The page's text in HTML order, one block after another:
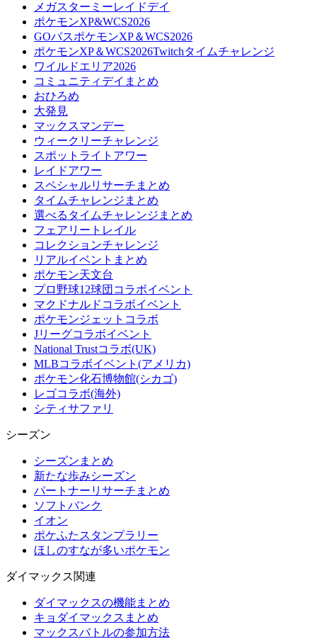
メガスターミーレイドデイ
ポケモンXP&WCS2026
GOパスポケモンXP＆WCS2026
ポケモンXP＆WCS2026Twitchタイムチャレンジ
ワイルドエリア2026
コミュニティデイまとめ
おひろめ
大発見
マックスマンデー
ウィークリーチャレンジ
スポットライトアワー
レイドアワー
スペシャルリサーチまとめ
タイムチャレンジまとめ
選べるタイムチャレンジまとめ
フェアリートレイル
コレクションチャレンジ
リアルイベントまとめ
ポケモン天文台
プロ野球12球団コラボイベント
マクドナルドコラボイベント
ポケモンジェットコラボ
Jリーグコラボイベント
National Trustコラボ(UK)
MLBコラボイベント(アメリカ)
ポケモン化石博物館(シカゴ)
レゴコラボ(海外)
シティサファリ
シーズン
シーズンまとめ
新たな歩みシーズン
パートナーリサーチまとめ
ソフトバンク
イオン
ポケふたスタンプラリー
ほしのすなが多いポケモン
ダイマックス関連
ダイマックスの機能まとめ
キョダイマックスまとめ
マックスバトルの参加方法